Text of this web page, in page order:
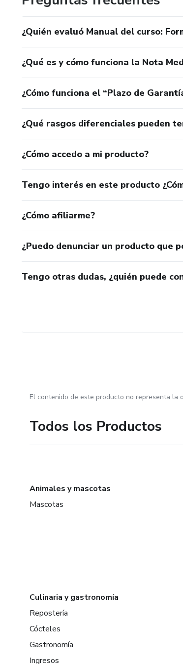
¿Quién evaluó Manual del curso:
¿Qué es y cómo funciona la Nota
¿Cómo funciona el “Plazo de
¿Qué rasgos diferenciales pueden
¿Cómo accedo a mi producto?
Tengo interés en este producto
¿Cómo afiliarme?
¿Puedo denunciar un producto que
Tengo otras dudas, ¿quién puede
El contenido de este producto no representa la
Todos los Productos
Animales y mascotas
Mascotas
Culinaria y gastronomía
Repostería
Cócteles
Gastronomía
Ingresos